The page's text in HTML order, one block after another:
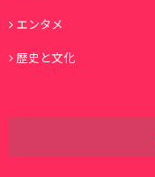
エンタメ
歴史と文化